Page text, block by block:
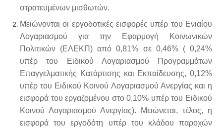
στρατευμένων μισθωτών.
Μειώνονται οι εργοδοτικές εισφορές υπέρ του Ενιαίου
Λογαριασμού για την Εφαρμογή Κοινωνικών
Πολιτικών (ΕΛΕΚΠ) από 0,81% σε 0,46% ( 0,24%
υπέρ του Ειδικού Λογαριασμού Προγραμμάτων
Επαγγελματικής Κατάρτισης και Εκπαίδευσης, 0,12%
υπέρ του Ειδικού Κοινού Λογαριασμού Ανεργίας και η
εισφορά του εργαζομένου στο 0,10% υπέρ του Ειδικού
Κοινού Λογαριασμού Ανεργίας). Μειώνεται, τέλος, η
εισφορά του εργοδότη υπέρ του κλάδου παροχών